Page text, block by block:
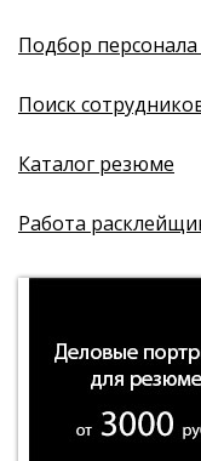
Подбор
Поиск
Каталог резюме
Работа